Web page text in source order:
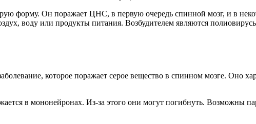
форму. Он поражает ЦНС, в первую очередь спинной мозг, и в
воду или продукты питания. Возбудителем являются
которое поражает серое вещество в спинном мозге. Оно
в мононейронах. Из-за этого они могут погибнуть. Возможны